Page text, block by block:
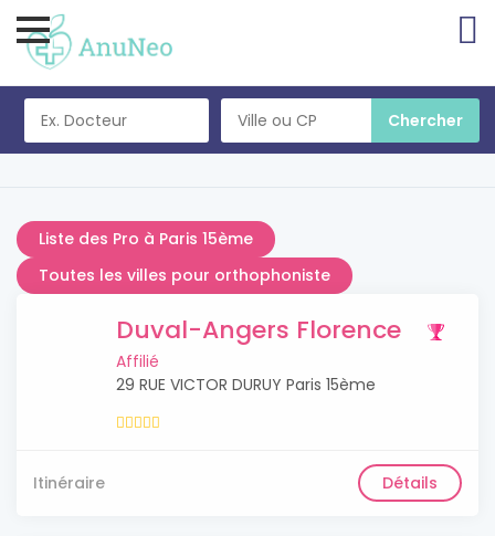
Liste des Pro à Paris 15ème
Toutes les villes pour orthophoniste
Duval-Angers Florence
Affilié
29 RUE VICTOR DURUY Paris 15ème
Itinéraire Détails